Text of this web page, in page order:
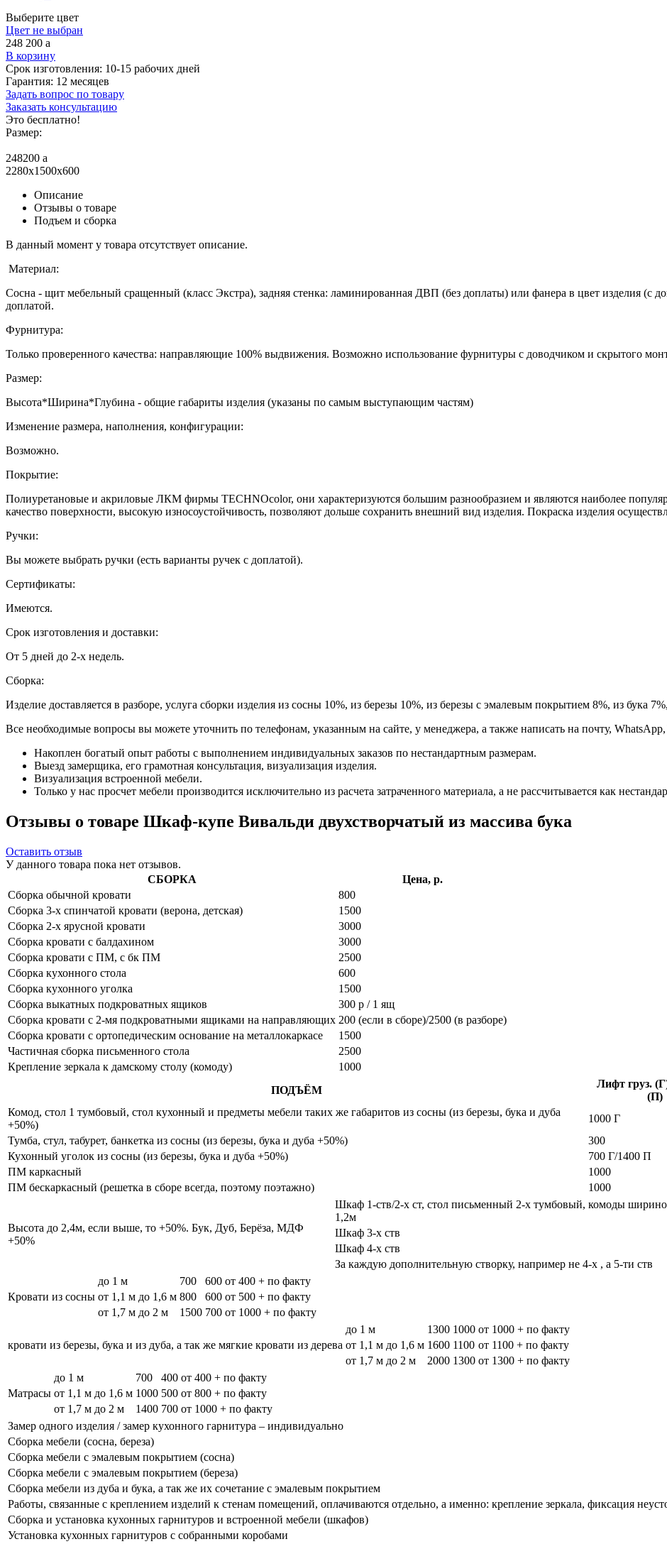
Выберите цвет
Цвет не выбран
248 200 a
В корзину
Срок изготовления: 10-15 рабочих дней
Гарантия: 12 месяцев
Задать вопрос по товару
Заказать консультацию
Это бесплатно!
Размер:
248200 a
2280x1500x600
Описание
Отзывы о товаре
Подъем и сборка
В данный момент у товара отсутствует описание.
Материал:
Сосна - щит мебельный сращенный (класс Экстра), задняя стенка: ламинированная ДВП (без доплаты) или фанера в цвет изделия (с
доплатой.
Фурнитура:
Только проверенного качества: направляющие 100% выдвижения. Возможно использование фурнитуры с доводчиком и скрытого
Размер:
Высота*Ширина*Глубина - общие габариты изделия (указаны по самым выступающим частям)
Изменение размера, наполнения, конфигурации:
Возможно.
Покрытие:
Полиуретановые и акриловые ЛКМ фирмы TECHNOcolor, они характеризуются большим разнообразием и являются наиболее
качество поверхности, высокую износоустойчивость, позволяют дольше сохранить внешний вид изделия. Покраска изделия
Ручки:
Вы можете выбрать ручки (есть варианты ручек с доплатой).
Сертификаты:
Имеются.
Срок изготовления и доставки:
От 5 дней до 2-х недель.
Сборка:
Изделие доставляется в разборе, услуга сборки изделия из сосны 10%, из березы 10%, из березы с эмалевым покрытием 8%, из бука
Все необходимые вопросы вы можете уточнить по телефонам, указанным на сайте, у менеджера, а также написать на почту, WhatsApp,
Накоплен богатый опыт работы с выполнением индивидуальных заказов по нестандартным размерам.
Выезд замерщика, его грамотная консультация, визуализация изделия.
Визуализация встроенной мебели.
Только у нас просчет мебели производится исключительно из расчета затраченного материала, а не рассчитывается как
Отзывы о товаре Шкаф-купе Вивальди двухстворчатый из массива бука
Оставить отзыв
У данного товара пока нет отзывов.
СБОРКА
Цена, р.
Сборка обычной кровати
800
Сборка 3-х спинчатой кровати (верона, детская)
1500
Сборка 2-х ярусной кровати
3000
Сборка кровати с балдахином
3000
Сборка кровати с ПМ, с бк ПМ
2500
Сборка кухонного стола
600
Сборка кухонного уголка
1500
Сборка выкатных подкроватных ящиков
300 р / 1 ящ
Сборка кровати с 2-мя подкроватными ящиками на направляющих 200 (если в сборе)/2500 (в разборе)
Сборка кровати с ортопедическим основание на металлокаркасе
1500
Частичная сборка письменного стола
2500
Крепление зеркала к дамскому столу (комоду)
1000
ПОДЪЁМ
Лифт груз.
(П)
Комод, стол 1 тумбовый, стол кухонный и предметы мебели таких же габаритов из сосны (из березы, бука и дуба
+50%)
1000 Г
Тумба, стул, табурет, банкетка из сосны (из березы, бука и дуба +50%)
300
Кухонный уголок из сосны (из березы, бука и дуба +50%)
700 Г/1400 П
ПМ каркасный
1000
ПМ бескаркасный (решетка в сборе всегда, поэтому поэтажно)
1000
Высота до 2,4м, если выше, то +50%. Бук, Дуб, Берёза, МДФ
+50%
Шкаф 1-ств/2-х ст, стол письменный 2-х тумбовый, комоды
1,2м
Шкаф 3-х ств
Шкаф 4-х ств
За каждую дополнительную створку, например не 4-х , а 5-ти ств
Кровати из сосны
до 1 м 700 600 от 400 + по факту
от 1,1 м до 1,6 м 800 600 от 500 + по факту
от 1,7 м до 2 м
1500 700 от 1000 + по факту
кровати из березы, бука и из дуба, а так же мягкие кровати из дерева
до 1 м 1300 1000 от 1000 + по факту
от 1,1 м до 1,6 м 1600 1100 от 1100 + по факту
от 1,7 м до 2 м
2000 1300 от 1300 + по факту
Матрасы
до 1 м 700 400 от 400 + по факту
от 1,1 м до 1,6 м 1000 500 от 800 + по факту
от 1,7 м до 2 м
1400 700 от 1000 + по факту
Замер одного изделия / замер кухонного гарнитура – индивидуально
Сборка мебели (сосна, береза)
Сборка мебели с эмалевым покрытием (сосна)
Сборка мебели с эмалевым покрытием (береза)
Сборка мебели из дуба и бука, а так же их сочетание с эмалевым покрытием
Работы, связанные с креплением изделий к стенам помещений, оплачиваются отдельно, а именно: крепление зеркала, фиксация
Сборка и установка кухонных гарнитуров и встроенной мебели (шкафов)
Установка кухонных гарнитуров с собранными коробами